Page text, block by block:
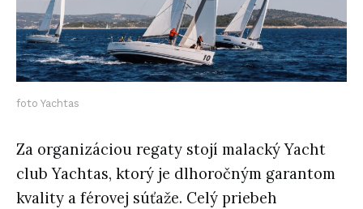
foto Yachtas
Za organizáciou regaty stojí malacký Yacht
club Yachtas, ktorý je dlhoročným garantom
kvality a férovej súťaže. Celý priebeh